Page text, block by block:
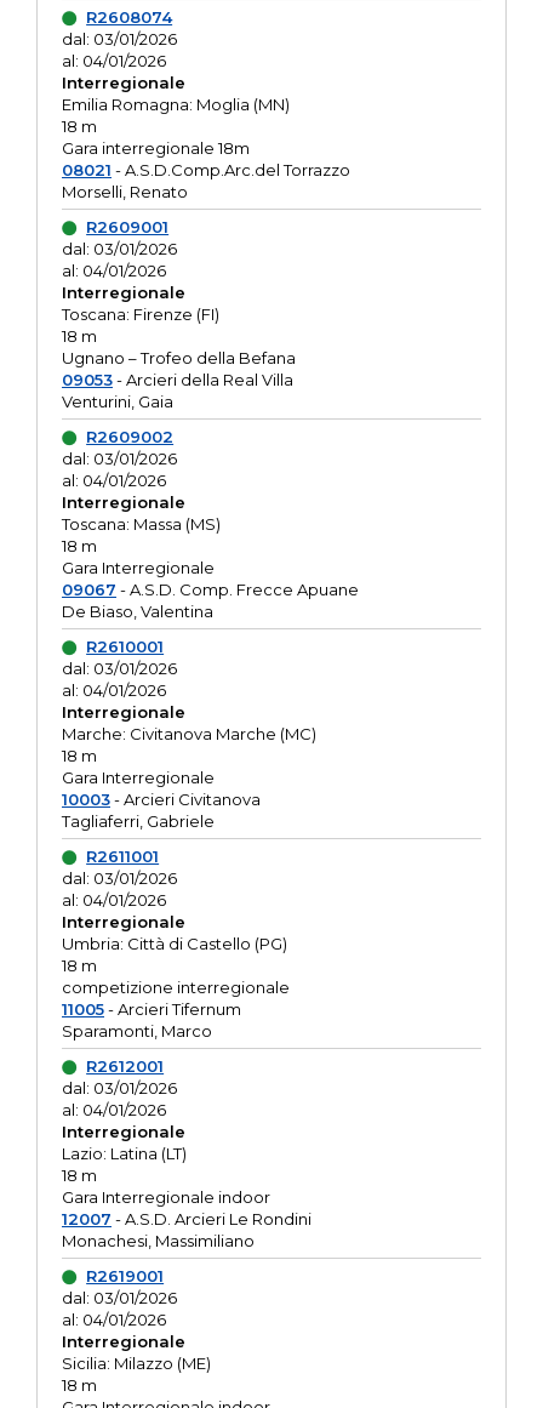
R2608074
dal: 03/01/2026
al: 04/01/2026
Interregionale
Emilia Romagna: Moglia (MN)
18 m
Gara interregionale 18m
08021 - A.S.D.Comp.Arc.del Torrazzo
Morselli, Renato
R2609001
dal: 03/01/2026
al: 04/01/2026
Interregionale
Toscana: Firenze (FI)
18 m
Ugnano – Trofeo della Befana
09053- Arcieri della Real Villa
Venturini, Gaia
R2609002
dal: 03/01/2026
al: 04/01/2026
Interregionale
Toscana: Massa (MS)
18 m
Gara Interregionale
09067 - A.S.D. Comp. Frecce Apuane
De Biaso, Valentina
R2610001
dal: 03/01/2026
al: 04/01/2026
Interregionale
Marche: Civitanova Marche (MC)
18 m
Gara Interregionale
10003- Arcieri Civitanova
Tagliaferri, Gabriele
R2611001
dal: 03/01/2026
al: 04/01/2026
Interregionale
Umbria: Città di Castello (PG)
18 m
competizione interregionale
11005- Arcieri Tifernum
Sparamonti, Marco
R2612001
dal: 03/01/2026
al: 04/01/2026
Interregionale
Lazio: Latina (LT)
18 m
Gara Interregionale indoor
12007 - A.S.D. Arcieri Le Rondini
Monachesi, Massimiliano
R2619001
dal: 03/01/2026
al: 04/01/2026
Interregionale
Sicilia: Milazzo (ME)
18 m